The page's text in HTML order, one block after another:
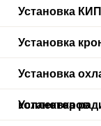
Установка
Установка
Установка
коллекторов
Установка